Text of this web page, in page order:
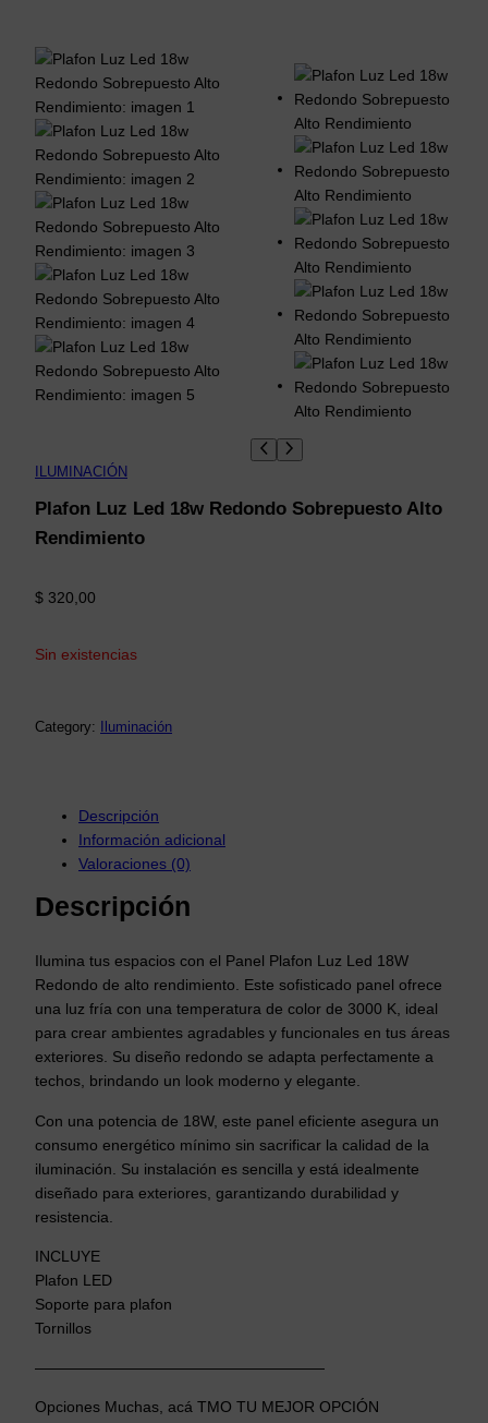
ILUMINACIÓN
Plafon Luz Led 18w Redondo Sobrepuesto Alto
Rendimiento
$ 320,00
Sin existencias
Category: Iluminación
Descripción
Información adicional
Valoraciones (0)
Descripción
Ilumina tus espacios con el Panel Plafon Luz Led 18W
Redondo de alto rendimiento. Este sofisticado panel ofrece
una luz fría con una temperatura de color de 3000 K, ideal
para crear ambientes agradables y funcionales en tus áreas
exteriores. Su diseño redondo se adapta perfectamente a
techos, brindando un look moderno y elegante.
Con una potencia de 18W, este panel eficiente asegura un
consumo energético mínimo sin sacrificar la calidad de la
iluminación. Su instalación es sencilla y está idealmente
diseñado para exteriores, garantizando durabilidad y
resistencia.
INCLUYE
Plafon LED
Soporte para plafon
Tornillos
———————————————————
Opciones Muchas, acá TMO TU MEJOR OPCIÓN